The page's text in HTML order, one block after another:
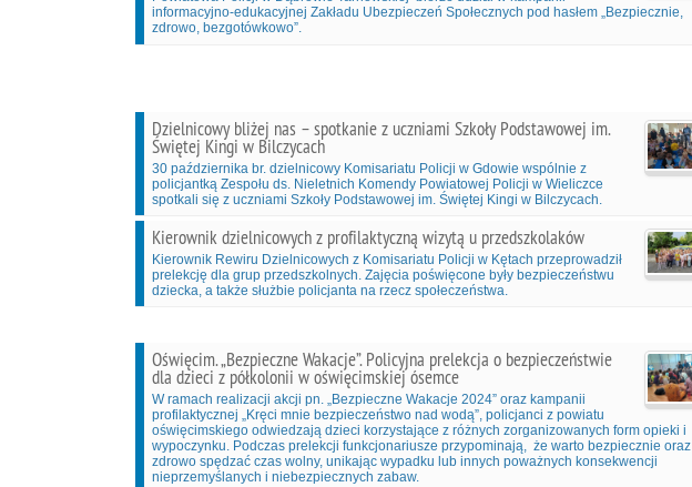
informacyjno-edukacyjnej Zakładu Ubezpieczeń Społecznych pod hasłem „Bezpiecznie,
zdrowo, bezgotówkowo”.
Dzielnicowy bliżej nas – spotkanie z uczniami Szkoły Podstawowej im.
Świętej Kingi w Bilczycach
30 października br. dzielnicowy Komisariatu Policji w Gdowie wspólnie z
policjantką Zespołu ds. Nieletnich Komendy Powiatowej Policji w Wieliczce
spotkali się z uczniami Szkoły Podstawowej im. Świętej Kingi w Bilczycach.
Kierownik dzielnicowych z profilaktyczną wizytą u przedszkolaków
Kierownik Rewiru Dzielnicowych z Komisariatu Policji w Kętach przeprowadził
prelekcję dla grup przedszkolnych. Zajęcia poświęcone były bezpieczeństwu
dziecka, a także służbie policjanta na rzecz społeczeństwa.
Oświęcim. „Bezpieczne Wakacje”. Policyjna prelekcja o bezpieczeństwie
dla dzieci z półkolonii w oświęcimskiej ósemce
W ramach realizacji akcji pn. „Bezpieczne Wakacje 2024” oraz kampanii
profilaktycznej „Kręci mnie bezpieczeństwo nad wodą”, policjanci z powiatu
oświęcimskiego odwiedzają dzieci korzystające z różnych zorganizowanych form opieki i
wypoczynku. Podczas prelekcji funkcjonariusze przypominają, że warto bezpiecznie oraz
zdrowo spędzać czas wolny, unikając wypadku lub innych poważnych konsekwencji
nieprzemyślanych i niebezpiecznych zabaw.